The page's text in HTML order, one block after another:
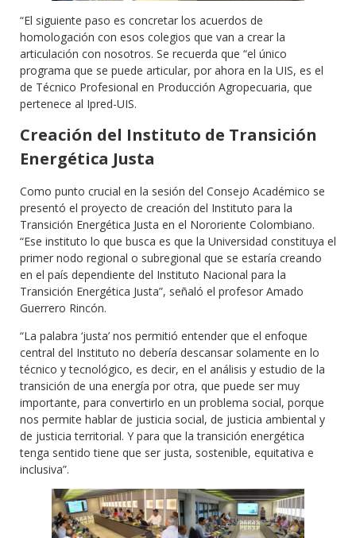
“El siguiente paso es concretar los acuerdos de
homologación con esos colegios que van a crear la
articulación con nosotros. Se recuerda que “el único
programa que se puede articular, por ahora en la UIS, es el
de Técnico Profesional en Producción Agropecuaria, que
pertenece al Ipred-UIS.
Creación del Instituto de Transición
Energética Justa
Como punto crucial en la sesión del Consejo Académico se
presentó el proyecto de creación del Instituto para la
Transición Energética Justa en el Nororiente Colombiano.
“Ese instituto lo que busca es que la Universidad constituya el
primer nodo regional o subregional que se estaría creando
en el país dependiente del Instituto Nacional para la
Transición Energética Justa”, señaló el profesor Amado
Guerrero Rincón.
“La palabra ‘justa’ nos permitió entender que el enfoque
central del Instituto no debería descansar solamente en lo
técnico y tecnológico, es decir, en el análisis y estudio de la
transición de una energía por otra, que puede ser muy
importante, para convertirlo en un problema social, porque
nos permite hablar de justicia social, de justicia ambiental y
de justicia territorial. Y para que la transición energética
tenga sentido tiene que ser justa, sostenible, equitativa e
inclusiva”.